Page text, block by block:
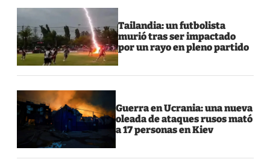
Tailandia: un futbolista
murió tras ser impactado
por un rayo en pleno partido
Guerra en Ucrania: una nueva
oleada de ataques rusos mató
a 17 personas en Kiev